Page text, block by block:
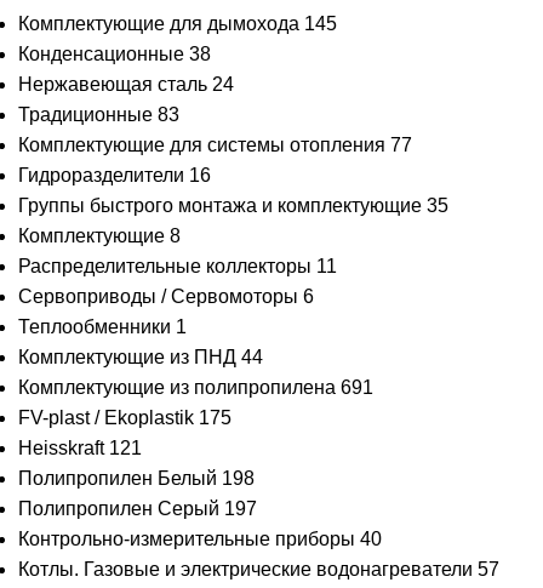
Комплектующие для дымохода 145
Конденсационные 38
Нержавеющая сталь 24
Традиционные 83
Комплектующие для системы отопления 77
Гидроразделители 16
Группы быстрого монтажа и комплектующие 35
Комплектующие 8
Распределительные коллекторы 11
Сервоприводы / Сервомоторы 6
Теплообменники 1
Комплектующие из ПНД 44
Комплектующие из полипропилена 691
FV-plast / Ekoplastik 175
Heisskraft 121
Полипропилен Белый 198
Полипропилен Серый 197
Контрольно-измерительные приборы 40
Котлы. Газовые и электрические водонагреватели 57